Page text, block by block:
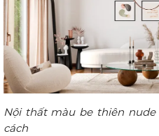
Nội thất màu be thiên
cách